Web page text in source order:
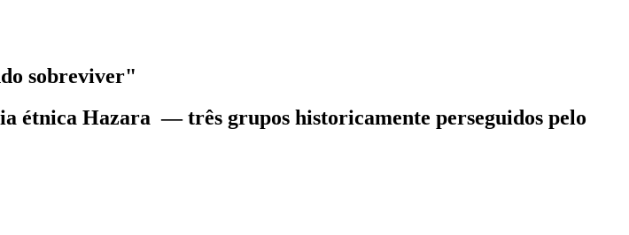
sobreviver"
étnica Hazara — três grupos historicamente perseguidos pelo